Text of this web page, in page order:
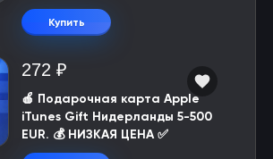
Купить
272 ₽
🍎 Подарочная карта Apple
iTunes Gift Нидерланды 5-500
EUR. 💰 НИЗКАЯ ЦЕНА ✅